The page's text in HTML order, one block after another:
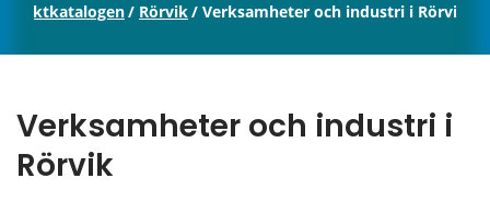
/ Rörvik/ Verksamheter och industri i Rörvik
Verksamheter och industri i
Rörvik